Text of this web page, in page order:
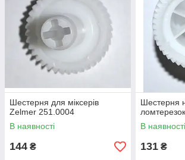
Шестерня для міксерів
Zelmer 251.0004
В наявності
144 ₴
Шестерня
В наявності
131 ₴